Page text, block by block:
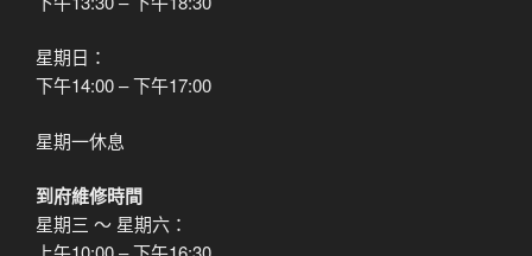
星期日：
下午14:00 – 下午17:00
星期一休息
到府維修時間
星期三 ～ 星期六：